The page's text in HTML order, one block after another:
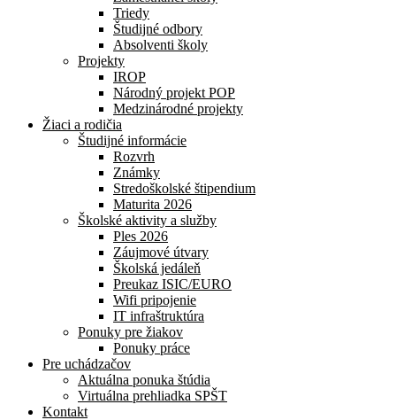
Triedy
Študijné odbory
Absolventi školy
Projekty
IROP
Národný projekt POP
Medzinárodné projekty
Žiaci a rodičia
Študijné informácie
Rozvrh
Známky
Stredoškolské štipendium
Maturita 2026
Školské aktivity a služby
Ples 2026
Záujmové útvary
Školská jedáleň
Preukaz ISIC/EURO
Wifi pripojenie
IT infraštruktúra
Ponuky pre žiakov
Ponuky práce
Pre uchádzačov
Aktuálna ponuka štúdia
Virtuálna prehliadka SPŠT
Kontakt